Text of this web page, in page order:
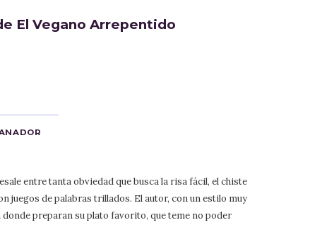
El Vegano Arrepentido
entre tanta obviedad que busca la risa fácil, el chiste
juegos de palabras trillados. El autor, con un estilo muy
preparan su plato favorito, que teme no poder